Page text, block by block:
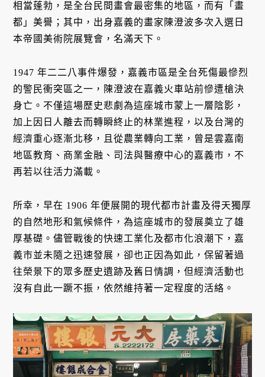
相當蓬勃，是全台民間畫會最密集的地區，而有「畫
都」美譽；其中，出身嘉義的畫家陳澄波多次入選日
本帝國美術院展覽會，名滿天下。
1947 年二二八事件爆發，嘉義市區是全台死傷最慘烈
的警民衝突區之一，陳澄波在嘉義火車站前慘遭槍決
身亡。不僅這場歷史悲劇為這座城市蒙上一層陰影，
加上因日人離去而轉瞬終止的林業進程，以及台灣的
經濟重心逐漸北移，且從農業轉向工業，曾是雲嘉南
地區教育、商業金融、司法與醫療中心的嘉義市，不
再若以往活力滿載。
所幸，早在 1906 年便展開的現代都市計畫及得天獨厚
的自然地形和氣候條件，為這座城市的發展奠立了雄
厚基礎。儘管戰後的快速工業化及都市化浪潮下，嘉
義市並未隨之迅速發展，卻也正因為如此，保留著過
往榮景下的眾多歷史遺跡及舊日情調，但經濟活動也
沒有自此一蹶不振，依然維持著一定程度的活絡。